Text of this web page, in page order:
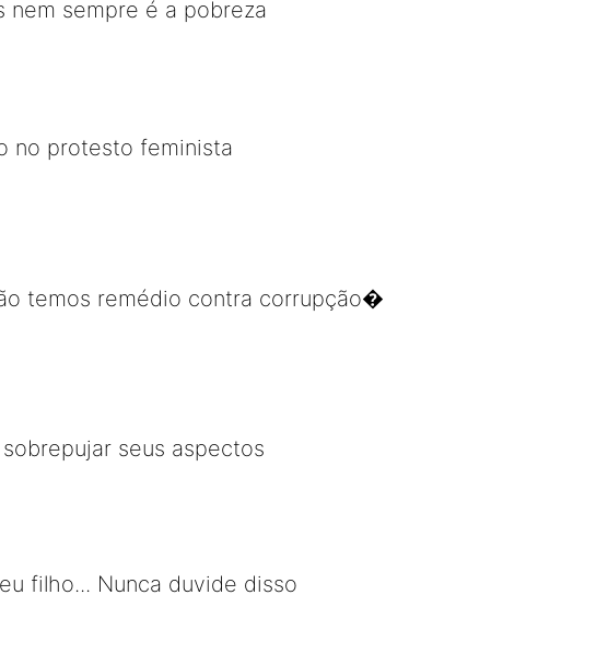
nem sempre é a pobreza
no protesto feminista
temos remédio contra corrupção�
seus aspectos
filho... Nunca duvide disso